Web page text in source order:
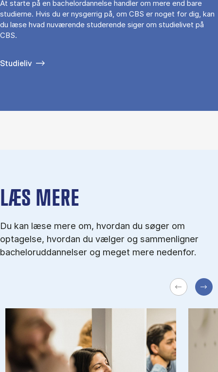
At starte på en bachelordannelse handler om mere end bare
studierne. Hvis du er nysgerrig på, om CBS er noget for dig, kan
du læse hvad nuværende studerende siger om studielivet på
CBS.
Studieliv
LÆS MERE
Du kan læse mere om, hvordan du søger om
optagelse, hvordan du vælger og sammenligner
bacheloruddannelser og meget mere nedenfor.